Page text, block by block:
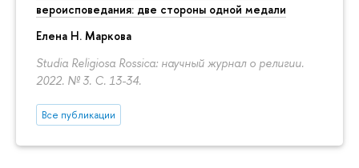
вероисповедания: две стороны одной медали
Елена Н. Маркова
Studia Religiosa Rossica: научный журнал о религии.
2022. № 3. С. 13-34.
Все публикации